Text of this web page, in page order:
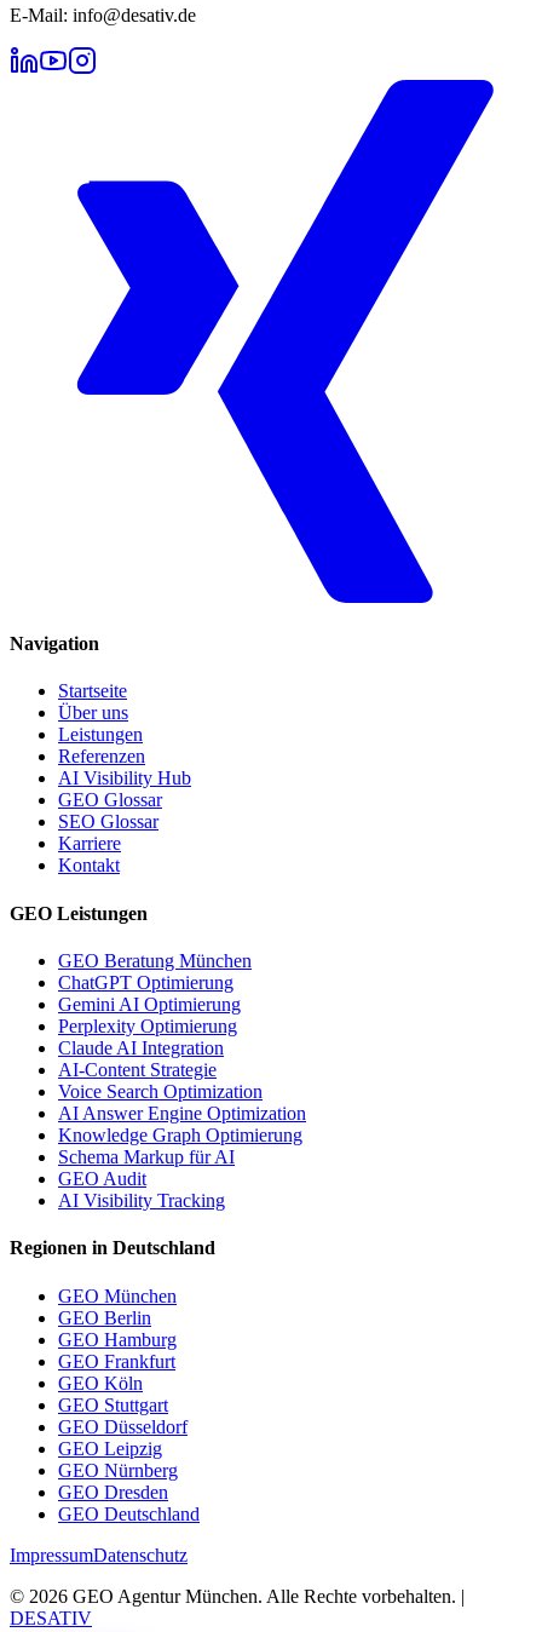
E-Mail: info@desativ.de
Navigation
Startseite
Über uns
Leistungen
Referenzen
AI Visibility Hub
GEO Glossar
SEO Glossar
Karriere
Kontakt
GEO Leistungen
GEO Beratung München
ChatGPT Optimierung
Gemini AI Optimierung
Perplexity Optimierung
Claude AI Integration
AI-Content Strategie
Voice Search Optimization
AI Answer Engine Optimization
Knowledge Graph Optimierung
Schema Markup für AI
GEO Audit
AI Visibility Tracking
Regionen in Deutschland
GEO München
GEO Berlin
GEO Hamburg
GEO Frankfurt
GEO Köln
GEO Stuttgart
GEO Düsseldorf
GEO Leipzig
GEO Nürnberg
GEO Dresden
GEO Deutschland
ImpressumDatenschutz
© 2026 GEO Agentur München. Alle Rechte vorbehalten. |
DESATIV